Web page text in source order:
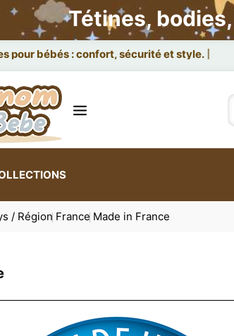
Tétines,
/ Région France Made in France